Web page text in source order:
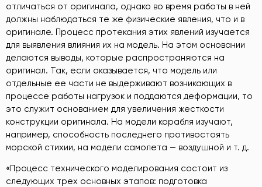
отличаться от оригинала, однако во время работы в ней
должны наблюдаться те же физические явления, что и в
оригинале. Процесс протекания этих явлений изучается
для выявления влияния их на модель. На этом основании
делаются выводы, которые распространяются на
оригинал. Так, если оказывается, что модель или
отдельные ее части не выдерживают возникающих в
процессе работы нагрузок и поддаются деформации, то
это служит основанием для увеличения жесткости
конструкции оригинала. На модели корабля изучают,
например, способность последнего противостоять
морской стихии, на модели самолета — воздушной и т. д.
«Процесс технического моделирования состоит из
следующих трех основных этапов: подготовка